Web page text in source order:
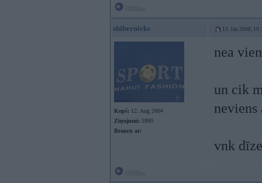
shibernieks 13. Jan 2008,
Kopš: 12. Aug 2004
Ziņojumi: 5990
Braucu ar:
nea
un cik
vnk